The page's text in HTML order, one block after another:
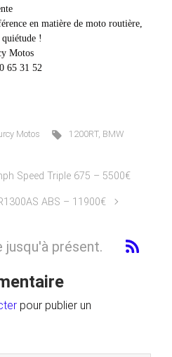
en matière de moto routière,
!
Motos
65 31 52
Motos 1200RT, BMW
Speed Triple 675 – 5500€
ABS – 11900€
jusqu'à présent.
pour publier un